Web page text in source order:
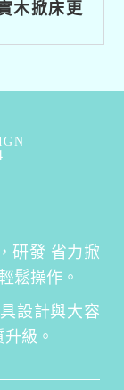
木掀床更
研發 省力掀
鬆操作。
設計與大容
級。